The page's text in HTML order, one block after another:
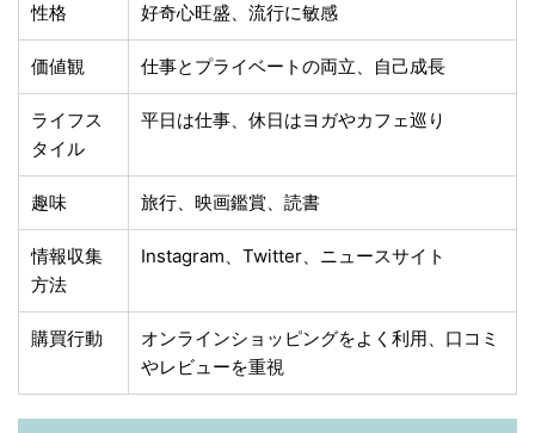
性格 好奇心旺盛、流行に敏感
価値観 仕事とプライベートの両立、自己成長
ライフス
タイル
平日は仕事、休日はヨガやカフェ巡り
趣味 旅行、映画鑑賞、読書
情報収集
方法
Instagram、Twitter、ニュースサイト
購買行動
オンラインショッピングをよく利用、口コミ
やレビューを重視